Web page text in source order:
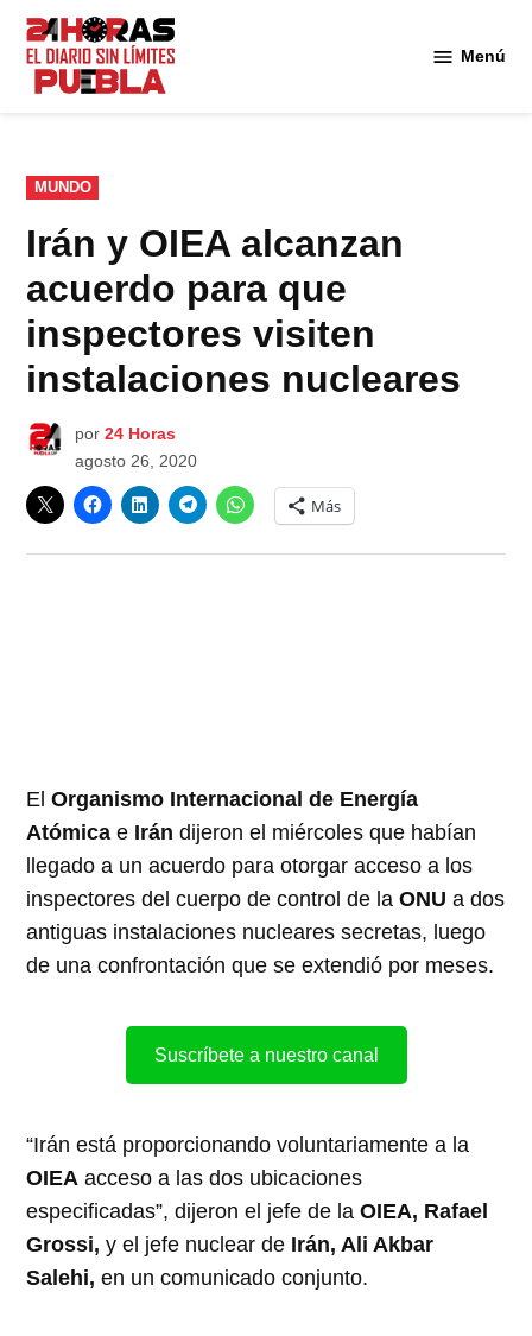
Saltar
contenido
Menú
PUBLICADO
EN
MUNDO
Irán y OIEA alcanzan
acuerdo para que
inspectores visiten
instalaciones nucleares
por 24 Horas
agosto 26, 2020
Más
ElOrganismo Internacional de Energía
Atómica e Irán dijeron el miércoles que habían
llegado a un acuerdo para otorgar acceso a los
inspectores del cuerpo de control de laONU a dos
antiguas instalaciones nucleares secretas, luego
de una confrontación que se extendió por meses.
Suscríbete a nuestro canal
“Irán está proporcionando voluntariamente a la
OIEA acceso a las dos ubicaciones
especificadas”, dijeron el jefe de laOIEA, Rafael
Grossi, y el jefe nuclear de Irán, Ali Akbar
Salehi, en un comunicado conjunto.